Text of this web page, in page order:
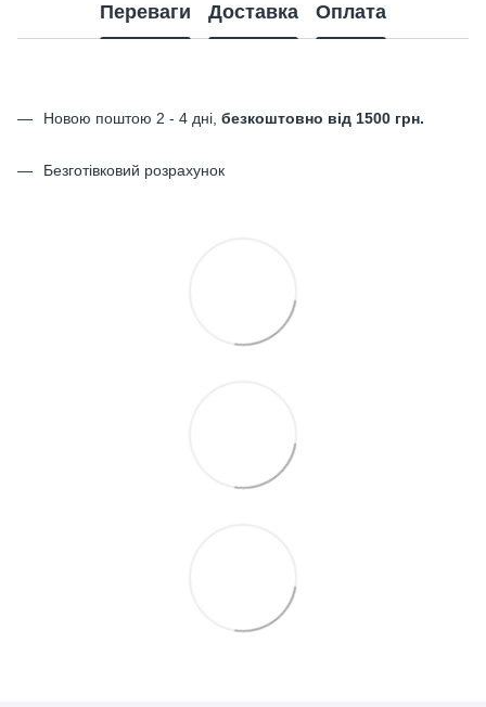
Переваги Доставка Оплата
Новою поштою 2 - 4 дні, безкоштовно від 1500 грн.
Безготівковий розрахунок